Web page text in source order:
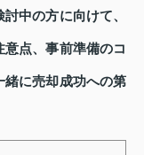
中の方に向けて、
点、事前準備のコ
緒に売却成功への第